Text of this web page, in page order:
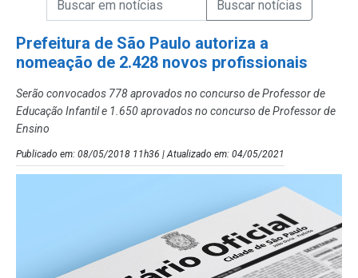
Prefeitura de São Paulo autoriza a
nomeação de 2.428 novos profissionais
Serão convocados 778 aprovados no concurso de Professor de
Educação Infantil e 1.650 aprovados no concurso de Professor de
Ensino
Publicado em: 08/05/2018 11h36 | Atualizado em: 04/05/2021